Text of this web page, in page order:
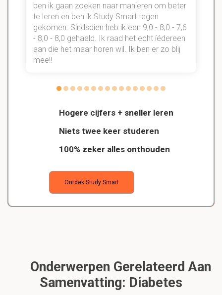
Hogere cijfers + sneller leren
Niets twee keer studeren
100% zeker alles onthouden
Ontdek Study Smart
ben ik gaan zoeken naar manieren om beter
te leren en ben ik Study Smart tegen
gekomen. Sindsdien heb ik een 9,0 - 8,0 - 7,6
- 8,0 - 8,0 gehaald. Ik raad het echt íédereen
aan die het maar horen wil. Ik ben er zo blij
mee!!
Onderwerpen Gerelateerd Aan
Samenvatting: Diabetes